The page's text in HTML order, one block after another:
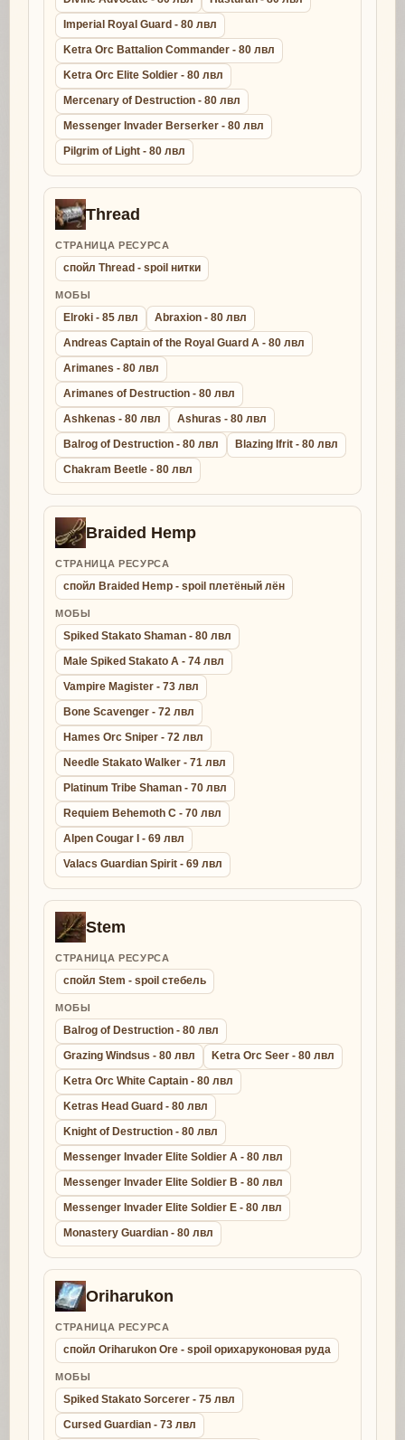
Imperial Royal Guard - 80 лвл
Ketra Orc Battalion Commander - 80 лвл
Ketra Orc Elite Soldier - 80 лвл
Mercenary of Destruction - 80 лвл
Messenger Invader Berserker - 80 лвл
Pilgrim of Light - 80 лвл
Thread
СТРАНИЦА РЕСУРСА
спойл Thread - spoil нитки
МОБЫ
Elroki - 85 лвл
Abraxion - 80 лвл
Andreas Captain of the Royal Guard A - 80 лвл
Arimanes - 80 лвл
Arimanes of Destruction - 80 лвл
Ashkenas - 80 лвл
Ashuras - 80 лвл
Balrog of Destruction - 80 лвл
Blazing Ifrit - 80 лвл
Chakram Beetle - 80 лвл
Braided Hemp
СТРАНИЦА РЕСУРСА
спойл Braided Hemp - spoil плетёный лён
МОБЫ
Spiked Stakato Shaman - 80 лвл
Male Spiked Stakato A - 74 лвл
Vampire Magister - 73 лвл
Bone Scavenger - 72 лвл
Hames Orc Sniper - 72 лвл
Needle Stakato Walker - 71 лвл
Platinum Tribe Shaman - 70 лвл
Requiem Behemoth C - 70 лвл
Alpen Cougar I - 69 лвл
Valacs Guardian Spirit - 69 лвл
Stem
СТРАНИЦА РЕСУРСА
спойл Stem - spoil стебель
МОБЫ
Balrog of Destruction - 80 лвл
Grazing Windsus - 80 лвл
Ketra Orc Seer - 80 лвл
Ketra Orc White Captain - 80 лвл
Ketras Head Guard - 80 лвл
Knight of Destruction - 80 лвл
Messenger Invader Elite Soldier A - 80 лвл
Messenger Invader Elite Soldier B - 80 лвл
Messenger Invader Elite Soldier E - 80 лвл
Monastery Guardian - 80 лвл
Oriharukon
СТРАНИЦА РЕСУРСА
спойл Oriharukon Ore - spoil орихаруконовая руда
МОБЫ
Spiked Stakato Sorcerer - 75 лвл
Cursed Guardian - 73 лвл